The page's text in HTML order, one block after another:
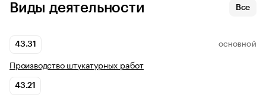
Виды деятельности Все
43.31 ОСНОВНОЙ
Производство штукатурных работ
43.21